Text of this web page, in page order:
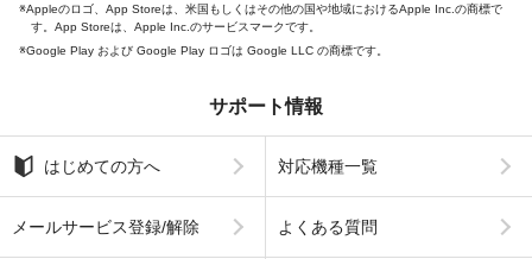
Appleのロゴ、App Storeは、米国もしくはその他の国や地域におけるApple Inc.の商標で
す。App Storeは、Apple Inc.のサービスマークです。
Google Play および Google Play ロゴは Google LLC の商標です。
サポート情報
はじめての方へ 対応機種一覧
メールサービス登録/解除 よくある質問